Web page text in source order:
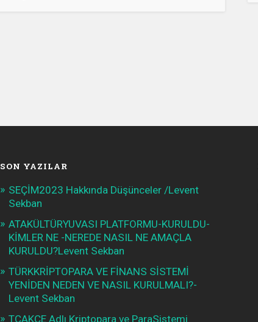
SON YAZILAR
SEÇİM2023 Hakkında Düşünceler /Levent
Sekban
ATAKÜLTÜRYUVASI PLATFORMU-KURULDU-
KİMLER NE -NEREDE NASIL NE AMAÇLA
KURULDU?Levent Sekban
TÜRKKRİPTOPARA VE FİNANS SİSTEMİ
YENİDEN NEDEN VE NASIL KURULMALI?-
Levent Sekban
TCAKÇE Adlı Kriptopara ve ParaSistemi